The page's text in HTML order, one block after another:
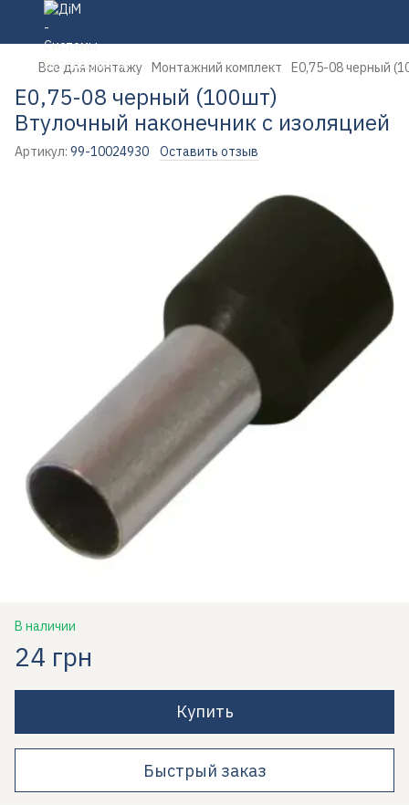
Все для монтажу Монтажний комплект E0,75-08 черный
E0,75-08 черный (100шт)
Втулочный наконечник с изоляцией
Артикул: 99-10024930 Оставить отзыв
В наличии
24 грн
Купить
Быстрый заказ